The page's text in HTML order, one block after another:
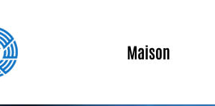
Maison